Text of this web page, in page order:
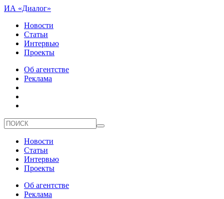
ИА «Диалог»
Новости
Статьи
Интервью
Проекты
Об агентстве
Реклама
Новости
Статьи
Интервью
Проекты
Об агентстве
Реклама